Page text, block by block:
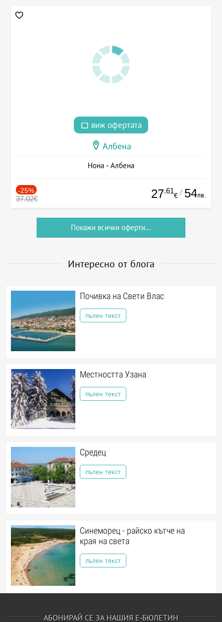
виж офертата
Албена
Нона - Албена
-25%
37.02€ 27.61
€ / 54лв.
Покажи всички оферти...
Интересно от блога
Почивка на Свети Влас
пълен текст
Местността Узана
пълен текст
Средец
пълен текст
Синеморец - райско кътче на
края на света
пълен текст
АБОНИРАЙ СЕ ЗА НАШИЯ Е-БЮЛЕТИН